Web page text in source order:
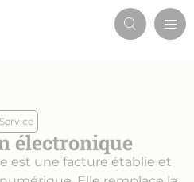
Service
électronique
est une facture établie et